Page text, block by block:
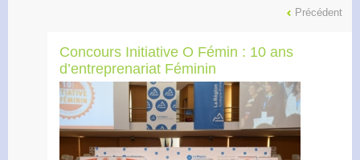
Précédent
Concours Initiative O Fémin : 10 ans
d’entreprenariat Féminin